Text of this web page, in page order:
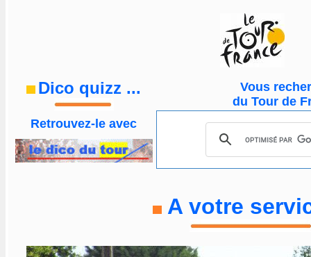
Dico quizz ...
Vous
du Tour de
Retrouvez-le avec
A votre